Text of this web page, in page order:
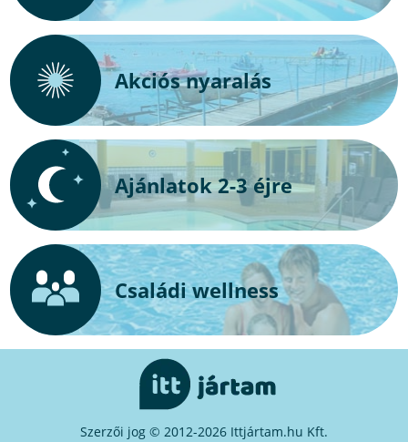
Akciós nyaralás
Ajánlatok 2-3 éjre
Családi wellness
Szerzői jog © 2012-2026 Ittjártam.hu Kft.